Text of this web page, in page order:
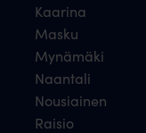
Kaarina
Masku
Mynämäki
Naantali
Nousiainen
Raisio